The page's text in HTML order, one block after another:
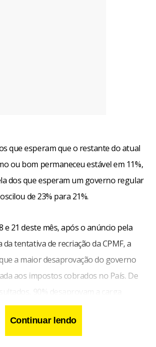
que esperam que o restante do atual
ou bom permaneceu estável em 11%,
dos que esperam um governo regular
de 23% para 21%.
e 21 deste mês, após o anúncio pela
tentativa de recriação da CPMF, a
a maior desaprovação do governo
aos impostos cobrados no País. De
90% desaprovam a carga
apenas 7% a aprovam. Os valores se
desde março deste ano.
Continuar lendo